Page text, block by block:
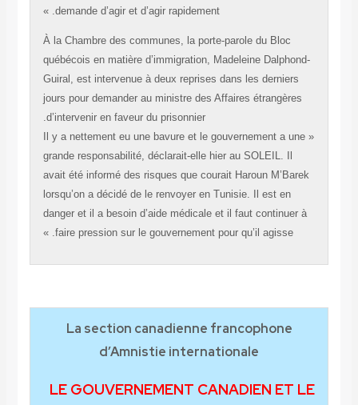
demande d’agir et d’agir rapidement. »
À la Chambre des communes, la porte-parole du
québécois en matière d’immigration, Madeleine
Guiral, est intervenue à deux reprises dans les
jours pour demander au ministre des Affaires
d’intervenir en faveur du prisonnier.
« Il y a nettement eu une bavure et le
grande responsabilité, déclarait-elle hier au
avait été informé des risques que courait Haroun
lorsqu’on a décidé de le renvoyer en Tunisie. Il est
danger et il a besoin d’aide médicale et il faut
faire pression sur le gouvernement pour qu’il
La section canadienne
d’Amnistie internationale
LE GOUVERNEMENT CANADIEN